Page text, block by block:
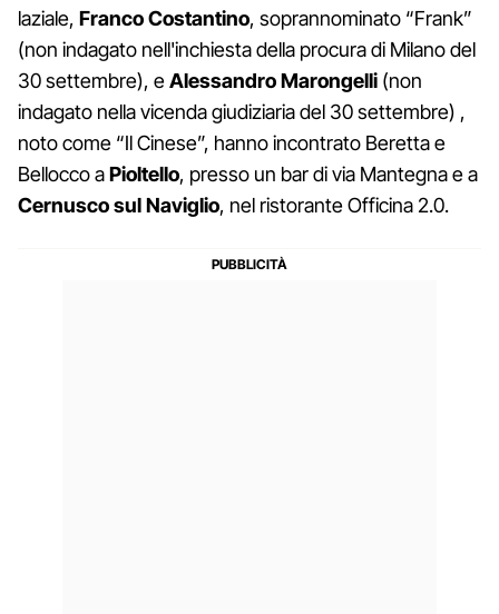
laziale, Franco Costantino, soprannominato “Frank”
(non indagato nell'inchiesta della procura di Milano del
30 settembre), eAlessandro Marongelli (non
indagato nella vicenda giudiziaria del 30 settembre) ,
noto come “Il Cinese”, hanno incontrato Beretta e
Bellocco aPioltello, presso un bar di via Mantegna e a
Cernusco sul Naviglio, nel ristorante Officina 2.0.